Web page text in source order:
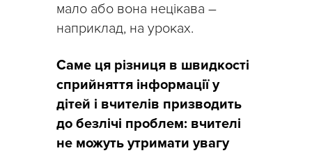
мало або вона нецікава –
наприклад, на уроках.
Саме ця різниця в швидкості
сприйняття інформації у
дітей і вчителів призводить
до безлічі проблем: вчителі
не можуть утримати увагу